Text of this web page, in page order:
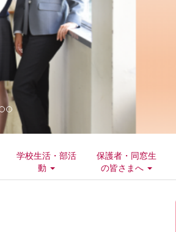
学校生活・部活
動
保護者・同窓生
の皆さまへ